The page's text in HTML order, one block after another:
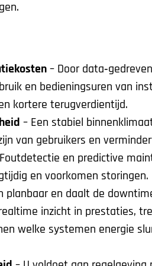
– Door
en bedieningsuren van
kortere terugverdientijd.
– Een stabiel
van gebruikers en
en predictive
en voorkomen storingen.
planbaar en daalt de
inzicht in prestaties,
welke systemen energie